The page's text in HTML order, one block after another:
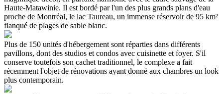
Haute-Matawinie. Il est bordé par l'un des plus grands plans d'eau
proche de Montréal, le lac Taureau, un immense réservoir de 95 km²
flanqué de plages de sable blanc.
Plus de 150 unités d'hébergement sont réparties dans différents
pavillons, dont des studios et condos avec cuisinette et foyer. S'il
conserve toutefois son cachet traditionnel, le complexe a fait
récemment l'objet de rénovations ayant donné aux chambres un look
plus contemporain.